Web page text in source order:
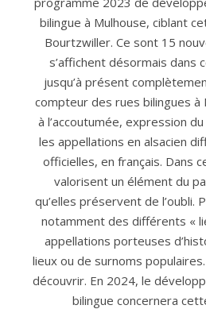
bilingue à Mulhouse, ciblant
Bourtzwiller. Ce sont 15
s’affichent désormais dans
jusqu’à présent
compteur des rues bilingues à
à l’accoutumée, expression
les appellations en alsacien
officielles, en français. Dans
valorisent un élément du
qu’elles préservent de l’oubli.
notamment des différents «
appellations porteuses
lieux ou de surnoms
découvrir. En 2024, le
bilingue concernera